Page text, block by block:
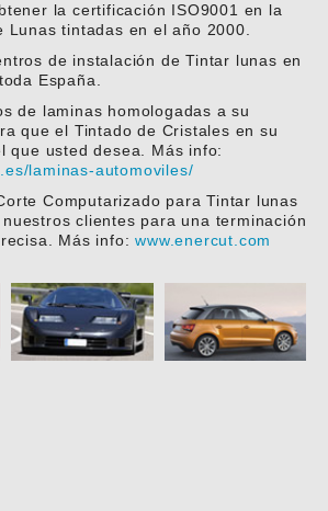
la certificación ISO9001 en la
Lunas tintadas en el año 2000.
de instalación de Tintar lunas en
España.
de laminas homologadas a su
que el Tintado de Cristales en su
que usted desea. Más info:
laminas-automoviles/
Computarizado para Tintar lunas
clientes para una terminación
Más info:www.enercut.com